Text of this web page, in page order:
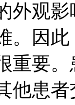
观影
。因
重要
他患